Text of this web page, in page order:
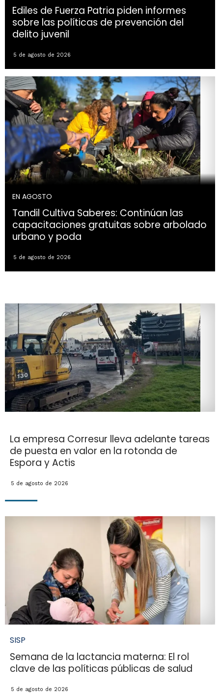
Ediles de Fuerza Patria piden informes
sobre las políticas de prevención del
delito juvenil
5 de agosto de 2026
EN AGOSTO
Tandil Cultiva Saberes: Continúan las
capacitaciones gratuitas sobre arbolado
urbano y poda
5 de agosto de 2026
La empresa Corresur lleva adelante tareas
de puesta en valor en la rotonda de
Espora y Actis
5 de agosto de 2026
SISP
Semana de la lactancia materna: El rol
clave de las políticas públicas de salud
5 de agosto de 2026